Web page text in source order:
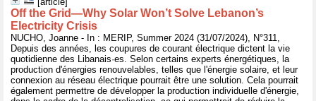
Off the Grid—Why Solar Won’t Solve Lebanon’s
Electricity Crisis
NUCHO, Joanne - In : MERIP, Summer 2024 (31/07/2024), N°311,
Depuis des années, les coupures de courant électrique dictent la vie
quotidienne des Libanais·es. Selon certains experts énergétiques, la
production d'énergies renouvelables, telles que l'énergie solaire, et leur
connexion au réseau électrique pourrait être une solution. Cela pourrait
également permettre de développer la production individuelle d'énergie,